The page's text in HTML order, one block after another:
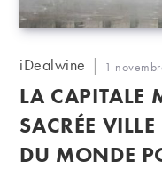
Auteur/autrice
la
publication :
iDealwine
Publication
publiée :
1
LA CAPITALE
SACRÉE
DU MONDE